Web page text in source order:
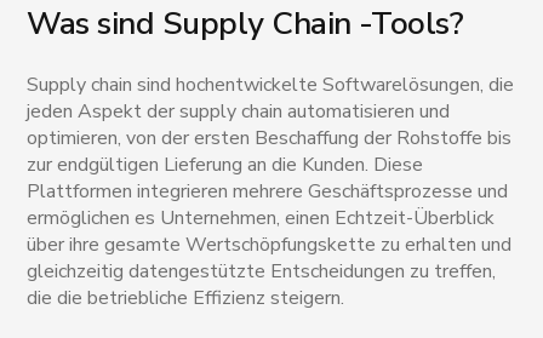
Was sind Supply Chain -Tools?
Supply chain sind hochentwickelte Softwarelösungen, die
jeden Aspekt der supply chain automatisieren und
optimieren, von der ersten Beschaffung der Rohstoffe bis
zur endgültigen Lieferung an die Kunden. Diese
Plattformen integrieren mehrere Geschäftsprozesse und
ermöglichen es Unternehmen, einen Echtzeit-Überblick
über ihre gesamte Wertschöpfungskette zu erhalten und
gleichzeitig datengestützte Entscheidungen zu treffen,
die die betriebliche Effizienz steigern.